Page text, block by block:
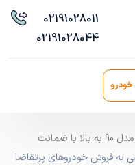
02191028011
02191028044
خودرو شاپ، خرید و فروش خودرو اقساطی مدل ۹۰ به بالا با ضمانت
به فروش خودروهای پرتقاضا